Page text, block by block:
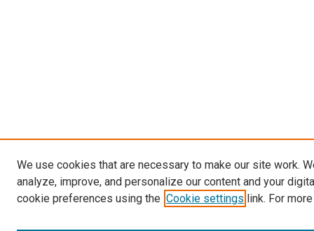
We use cookies that are necessary to make our site work.
analyze, improve, and personalize our content and your
cookie preferences using the Cookie settings link. For